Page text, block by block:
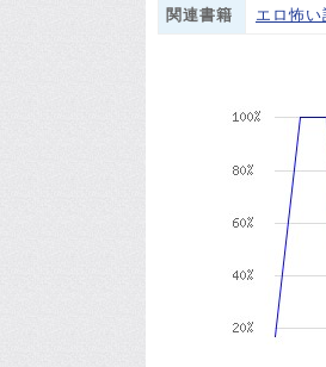
関連書籍 エロ怖